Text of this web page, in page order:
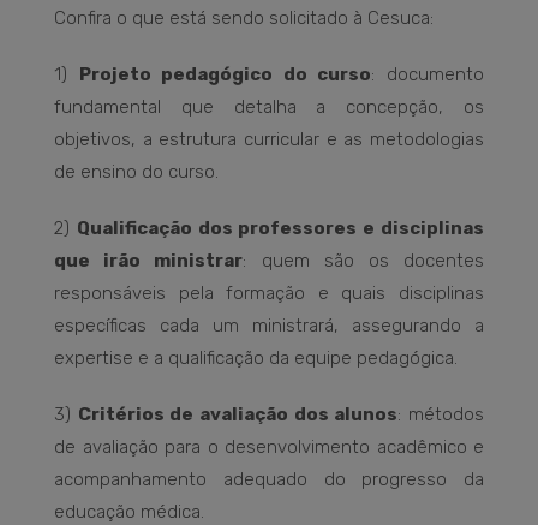
Confira o que está sendo solicitado à Cesuca:
1) Projeto pedagógico do curso: documento
fundamental que detalha a concepção, os
objetivos, a estrutura curricular e as metodologias
de ensino do curso.
2) Qualificação dos professores e disciplinas
que irão ministrar: quem são os docentes
responsáveis pela formação e quais disciplinas
específicas cada um ministrará, assegurando a
expertise e a qualificação da equipe pedagógica.
3) Critérios de avaliação dos alunos: métodos
de avaliação para o desenvolvimento acadêmico e
acompanhamento adequado do progresso da
educação médica.